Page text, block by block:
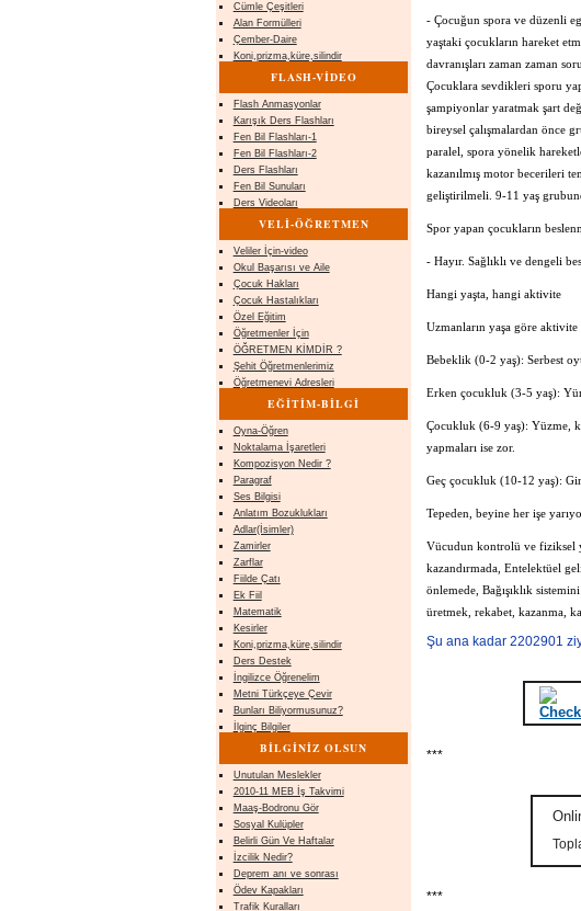
- Çocuğun spora ve düzenli
yaştaki çocukların hareket
davranışları zaman zaman
Çocuklara sevdikleri sporu
şampiyonlar yaratmak şart
bireysel çalışmalardan önce
paralel, spora yönelik
kazanılmış motor becerileri
geliştirilmeli. 9-11 yaş
Spor yapan çocukların
- Hayır. Sağlıklı ve dengeli
Hangi yaşta, hangi aktivite
Uzmanların yaşa göre
Bebeklik (0-2 yaş): Serbest
Erken çocukluk (3-5 yaş):
Çocukluk (6-9 yaş): Yüzme,
yapmaları ise zor.
Geç çocukluk (10-12 yaş):
Tepeden, beyine her işe
Vücudun kontrolü ve fiziksel
kazandırmada, Entelektüel
önlemede, Bağışıklık
üretmek, rekabet, kazanma,
Şu ana kadar 2202901
***
***
Cümle Çeşitleri
Alan Formülleri
Çember-Daire
Koni,prizma,küre,silindir
FLASH-VİDEO
Flash Anmasyonlar
Karışık Ders Flashları
Fen Bil Flashları-1
Fen Bil Flashları-2
Ders Flashları
Fen Bil Sunuları
Ders Videoları
VELİ-ÖĞRETMEN
Veliler İçin-video
Okul Başarısı ve Aile
Çocuk Hakları
Çocuk Hastalıkları
Özel Eğitim
Öğretmenler İçin
ÖĞRETMEN KİMDİR ?
Şehit Öğretmenlerimiz
Öğretmenevi Adresleri
EĞİTİM-BİLGİ
Oyna-Öğren
Noktalama İşaretleri
Kompozisyon Nedir ?
Paragraf
Ses Bilgisi
Anlatım Bozuklukları
Adlar(İsimler)
Zamirler
Zarflar
Fiilde Çatı
Ek Fiil
Matematik
Kesirler
Koni,prizma,küre,silindir
Ders Destek
İngilizce Öğrenelim
Metni Türkçeye Çevir
Bunları Biliyormusunuz?
İlginç Bilgiler
BİLGİNİZ OLSUN
Unutulan Meslekler
2010-11 MEB İş Takvimi
Maaş-Bodronu Gör
Sosyal Kulüpler
Belirli Gün Ve Haftalar
İzcilik Nedir?
Deprem anı ve sonrası
Ödev Kapakları
Trafik Kuralları